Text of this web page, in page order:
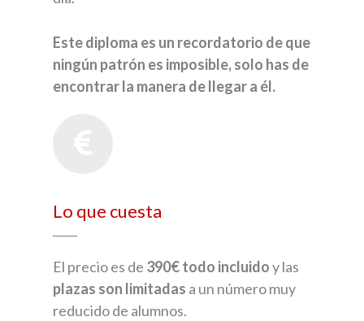
Este diploma es un recordatorio de que
ningún patrón es imposible, solo has de
encontrar la manera de llegar a él.
Lo que cuesta
El precio es de 390€ todo incluidoy las
plazas son limitadas a un número muy
reducido de alumnos.